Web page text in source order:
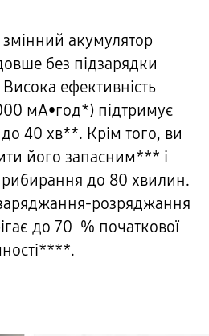
акумулятор
без підзарядки
ефективність
мА•год*) підтримує
40 хв**. Крім того, ви
його запасним*** і
до 80 хвилин.
розряджання
до 70 % початкової